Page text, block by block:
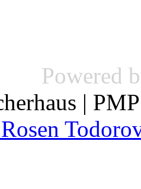
Powered
|